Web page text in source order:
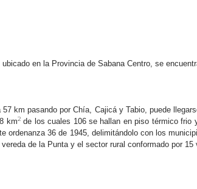
en la Provincia de Sabana Centro, se
km pasando por Chía, Cajicá y Tabio, puede
km2de los cuales 106 se hallan en piso térmico frio
ordenanza 36 de 1945, delimitándolo con los
de la Punta y el sector rural conformado por 15